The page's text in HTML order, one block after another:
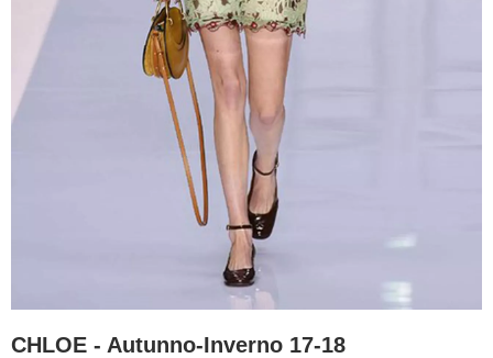
CHLOE - Autunno-Inverno 17-18